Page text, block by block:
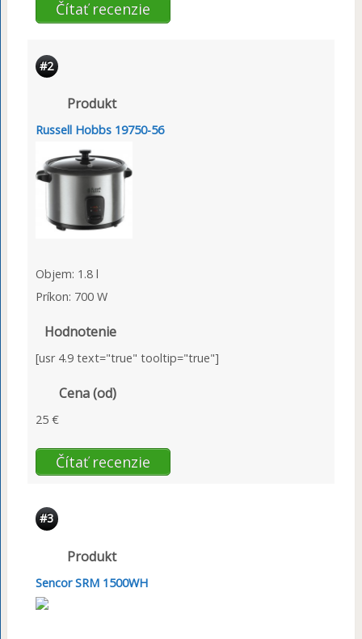
Čítať recenzie
#2
Produkt
Russell Hobbs 19750-56
Objem: 1.8 l
Príkon: 700 W
Hodnotenie
[usr 4.9 text="true" tooltip="true"]
Cena (od)
25 €
Čítať recenzie
#3
Produkt
Sencor SRM 1500WH